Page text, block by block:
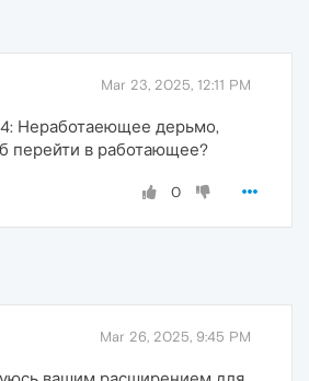
Mar 23, 2025, 12:11 PM
Неработаеющее дерьмо,
перейти в работающее?
0
Mar 26, 2025, 9:45 PM